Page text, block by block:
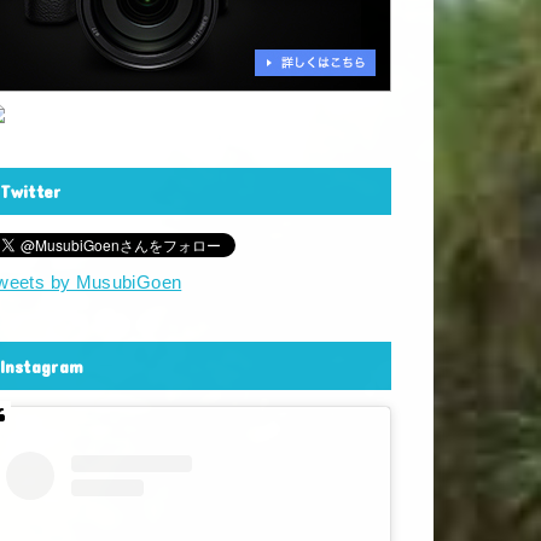
Twitter
by MusubiGoen
Instagram